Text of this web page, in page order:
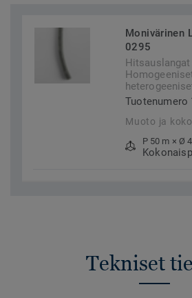
Monivärinen
0295
Hitsauslangat
Tuotenumero
Muoto ja koko
P 50 m × Ø
Tekniset